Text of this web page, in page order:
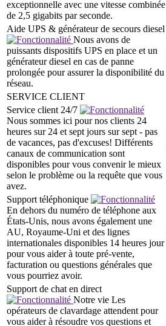
exceptionnelle avec une vitesse combinée
de 2,5 gigabits par seconde.
Aide UPS & générateur de secours diesel
Nous avons de
puissants dispositifs UPS en place et un
générateur diesel en cas de panne
prolongée pour assurer la disponibilité du
réseau.
SERVICE CLIENT
Service client 24/7
Nous sommes ici pour nos clients 24
heures sur 24 et sept jours sur sept - pas
de vacances, pas d'excuses! Différents
canaux de communication sont
disponibles pour vous convenir le mieux
selon le problème ou la requête que vous
avez.
Support téléphonique
En dehors du numéro de téléphone aux
États-Unis, nous avons également une
AU, Royaume-Uni et des lignes
internationales disponibles 14 heures jour
pour vous aider à toute pré-vente,
facturation ou questions générales que
vous pourriez avoir.
Support de chat en direct
Notre vie Les
opérateurs de clavardage attendent pour
vous aider à résoudre vos questions et